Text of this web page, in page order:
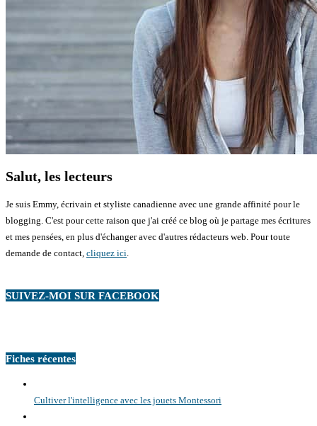
Salut, les lecteurs
Je suis Emmy, écrivain et styliste canadienne avec une grande affinité pour le
blogging. C'est pour cette raison que j'ai créé ce blog où je partage mes écritures
et mes pensées, en plus d'échanger avec d'autres rédacteurs web. Pour toute
demande de contact, cliquez ici
SUIVEZ-MOI SUR FACEBOOK
Fiches récentes
Cultiver l'intelligence avec les jouets Montessori